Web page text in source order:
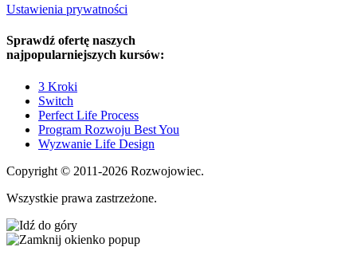
Ustawienia prywatności
Sprawdź ofertę naszych
najpopularniejszych kursów:
3 Kroki
Switch
Perfect Life Process
Program Rozwoju Best You
Wyzwanie Life Design
Copyright © 2011-2026 Rozwojowiec.
Wszystkie prawa zastrzeżone.